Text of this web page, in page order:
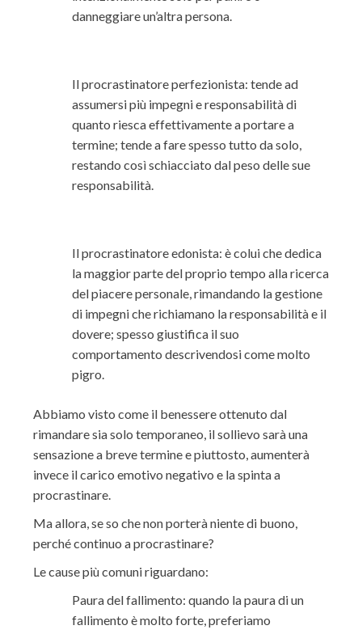
danneggiare un’altra persona.
Il procrastinatore perfezionista: tende ad
assumersi più impegni e responsabilità di
quanto riesca effettivamente a portare a
termine; tende a fare spesso tutto da solo,
restando così schiacciato dal peso delle sue
responsabilità.
Il procrastinatore edonista: è colui che dedica
la maggior parte del proprio tempo alla ricerca
del piacere personale, rimandando la gestione
di impegni che richiamano la responsabilità e il
dovere; spesso giustifica il suo
comportamento descrivendosi come molto
pigro.
Abbiamo visto come il benessere ottenuto dal
rimandare sia solo temporaneo, il sollievo sarà una
sensazione a breve termine e piuttosto, aumenterà
invece il carico emotivo negativo e la spinta a
procrastinare.
Ma allora, se so che non porterà niente di buono,
perché continuo a procrastinare?
Le cause più comuni riguardano:
Paura del fallimento: quando la paura di un
fallimento è molto forte, preferiamo